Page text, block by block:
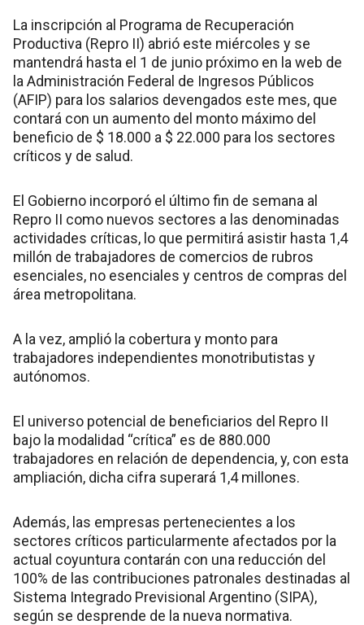
La inscripción al Programa de Recuperación
Productiva (Repro II) abrió este miércoles y se
mantendrá hasta el 1 de junio próximo en la web de
la Administración Federal de Ingresos Públicos
(AFIP) para los salarios devengados este mes, que
contará con un aumento del monto máximo del
beneficio de $ 18.000 a $ 22.000 para los sectores
críticos y de salud.
El Gobierno incorporó el último fin de semana al
Repro II como nuevos sectores a las denominadas
actividades críticas, lo que permitirá asistir hasta 1,4
millón de trabajadores de comercios de rubros
esenciales, no esenciales y centros de compras del
área metropolitana.
A la vez, amplió la cobertura y monto para
trabajadores independientes monotributistas y
autónomos.
El universo potencial de beneficiarios del Repro II
bajo la modalidad “crítica” es de 880.000
trabajadores en relación de dependencia, y, con esta
ampliación, dicha cifra superará 1,4 millones.
Además, las empresas pertenecientes a los
sectores críticos particularmente afectados por la
actual coyuntura contarán con una reducción del
100% de las contribuciones patronales destinadas al
Sistema Integrado Previsional Argentino (SIPA),
según se desprende de la nueva normativa.